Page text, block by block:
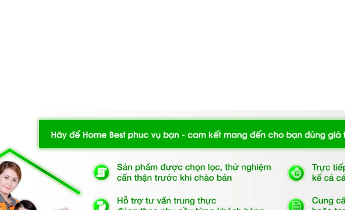
thống trênLò nướng độc lập Spelier SPO - 502RCL
SPO - 502RCL có chức năng nướng xiên gà quay, nhiệt độ tối đa trong lò
ăn được chính đều, nhanh và đảm bảo. Ngoài ra lò còn trang bị thêm chức
giúp công việc nấu nướng trở thên thuận tiện và tiết kiệm thời gian tối đa.
SPO - 502RCL
món trong cùng 1 lúc, tiết kiệm điện theo tiêu chuẩn Châu Âu. Hệ thống